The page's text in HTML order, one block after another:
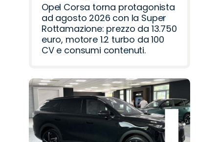
Opel Corsa torna protagonista
ad agosto 2026 con la Super
Rottamazione: prezzo da 13.750
euro, motore 1.2 turbo da 100
CV e consumi contenuti.